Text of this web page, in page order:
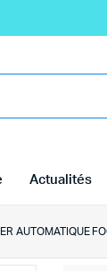
Actualités
AUTOMATIQUE